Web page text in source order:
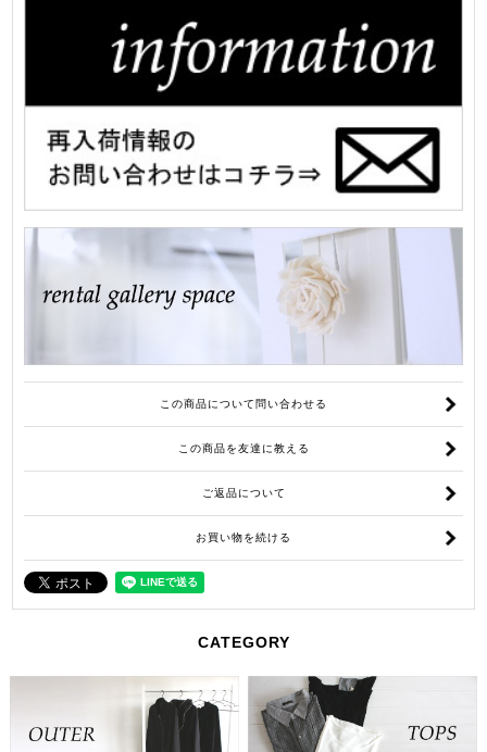
この商品について問い合わせる
この商品を友達に教える
ご返品について
お買い物を続ける
CATEGORY